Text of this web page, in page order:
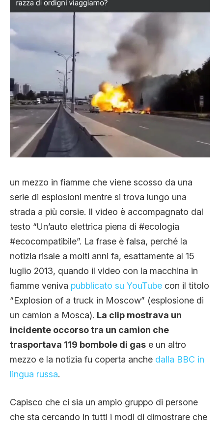
un mezzo in fiamme che viene scosso da una
serie di esplosioni mentre si trova lungo una
strada a più corsie. Il video è accompagnato dal
testo “Un’auto elettrica piena di #ecologia
#ecocompatibile”. La frase è falsa, perché la
notizia risale a molti anni fa, esattamente al 15
luglio 2013, quando il video con la macchina in
fiamme veniva pubblicato su YouTube con il titolo
“Explosion of a truck in Moscow” (esplosione di
un camion a Mosca). La clip mostrava un
incidente occorso tra un camion che
trasportava 119 bombole di gas e un altro
mezzo e la notizia fu coperta anche dalla BBC in
lingua russa.
Capisco che ci sia un ampio gruppo di persone
che sta cercando in tutti i modi di dimostrare che